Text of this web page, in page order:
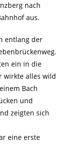
nach
aus.
entlang der
ein in die
wirkte alles wild
Bach
und
zeigten sich
eine erste